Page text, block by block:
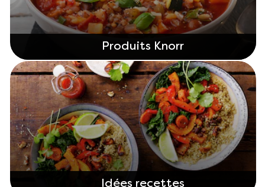
Produits Knorr
Idées recettes